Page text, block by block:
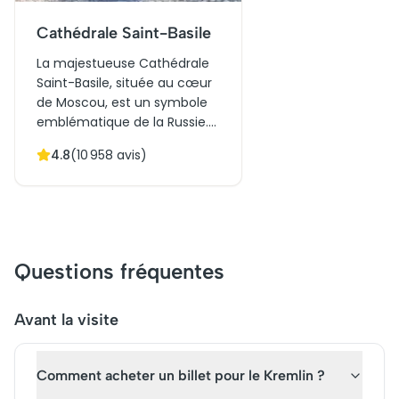
Cathédrale Saint-Basile
La majestueuse Cathédrale
Saint-Basile, située au cœur
de Moscou, est un symbole
emblématique de la Russie.
ordre d'Ivan le Terrible, elle
construite pour célébrer une
victoire militaire, elle attire
touristes. La réservation de
pleinement de la visite de ce
4.8(10 958 avis)
Questions fréquentes
Avant la visite
Comment acheter un billet pour le Kremlin ?